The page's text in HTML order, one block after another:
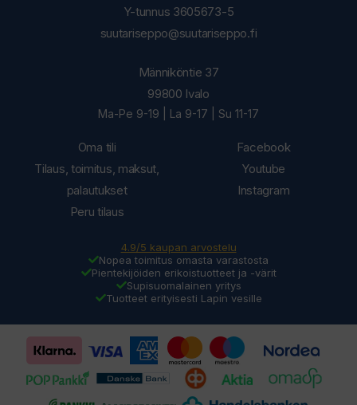
Y-tunnus 3605673-5
suutariseppo@suutariseppo.fi
Oma tili
Tilaus, toimitus, maksut,
palautukset
Peru tilaus
Männiköntie 37
99800 Ivalo
Ma-Pe 9-19 | La 9-17 | Su 11-17
Facebook
Youtube
Instagram
4.9/5 kaupan arvostelu
Nopea toimitus omasta varastosta
Pientekijöiden erikoistuotteet ja -värit
Supisuomalainen yritys
Tuotteet erityisesti Lapin vesille